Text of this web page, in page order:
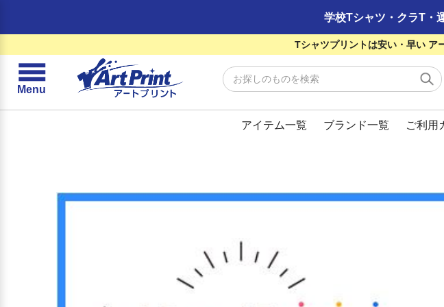
学校Tシャツ・クラT・
Tシャツプリントは安い・早い ア
☰
Menu
アイテム一覧 ブランド一覧 ご利用